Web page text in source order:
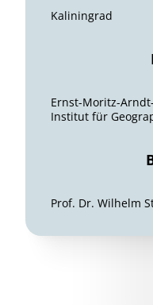
Kaliningrad
Ernst-Moritz-
Institut für
Prof. Dr. Wilhelm